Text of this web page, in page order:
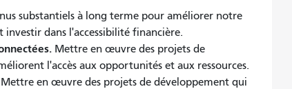
substantiels à long terme pour améliorer notre
dans l'accessibilité financière.
Mettre en œuvre des projets de
l'accès aux opportunités et aux ressources.
Mettre en œuvre des projets de développement qui